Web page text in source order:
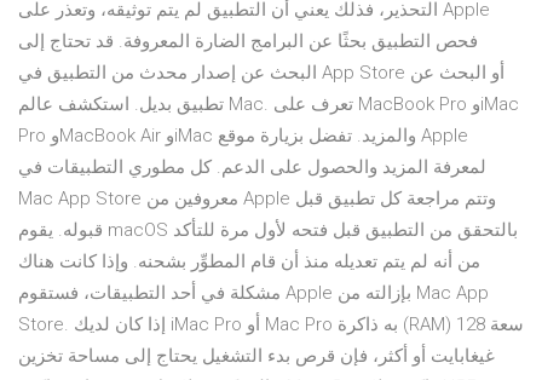
التحذير، فذلك يعني أن التطبيق لم يتم توثيقه، وتعذر على Apple
فحص التطبيق بحثًا عن البرامج الضارة المعروفة. قد تحتاج إلى
البحث عن إصدار محدث من التطبيق في App Store أو البحث عن
تطبيق بديل. استكشف عالم Mac. تعرف على MacBook Pro وiMac
Pro وMacBook Air وiMac والمزيد. تفضل بزيارة موقع Apple
لمعرفة المزيد والحصول على الدعم. كل مطوري التطبيقات في
Mac App Store معروفين من Apple وتتم مراجعة كل تطبيق قبل
قبوله. يقوم macOS بالتحقق من التطبيق قبل فتحه لأول مرة للتأكد
من أنه لم يتم تعديله منذ أن قام المطوِّر بشحنه. وإذا كانت هناك
مشكلة في أحد التطبيقات، فستقوم Apple بإزالته من Mac App
Store. إذا كان لديك iMac Pro أو Mac Pro به ذاكرة (RAM) سعة 128
غيغابايت أو أكثر، فإن قرص بدء التشغيل يحتاج إلى مساحة تخزين